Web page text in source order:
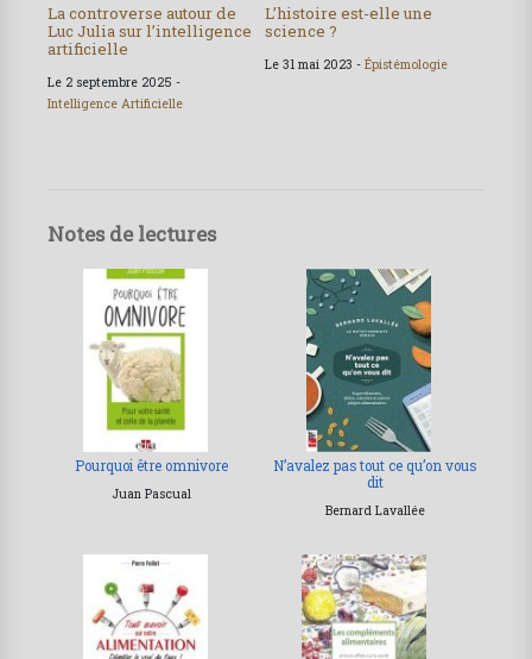
La controverse autour de
Luc Julia sur l’intelligence
artificielle
Le 2 septembre 2025 -
Intelligence Artificielle
L’histoire est-elle une
science ?
Le 31 mai 2023 - Épistémologie
Notes de lectures
Pourquoi être omnivore
Juan Pascual
N’avalez pas tout ce qu’on vous
dit
Bernard Lavallée